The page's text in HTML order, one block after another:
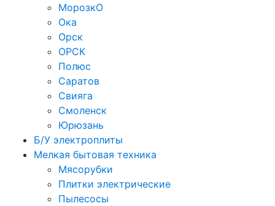
МорозкО
Ока
Орск
ОРСК
Полюс
Саратов
Свияга
Смоленск
Юрюзань
Б/У электроплиты
Мелкая бытовая техника
Мясорубки
Плитки электрические
Пылесосы